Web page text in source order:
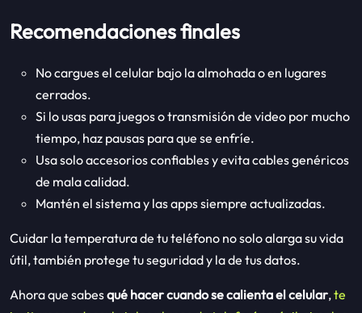
Recomendaciones finales
No cargues el celular bajo la almohada o en lugares
cerrados.
Si lo usas para juegos o transmisión de video por mucho
tiempo, haz pausas para que se enfríe.
Usa solo accesorios confiables y evita cables genéricos
de mala calidad.
Mantén el sistema y las apps siempre actualizadas.
Cuidar la temperatura de tu teléfono no solo alarga su vida
útil, también protege tu seguridad y la de tus datos.
Ahora que sabesqué hacer cuando se calienta el celular,te